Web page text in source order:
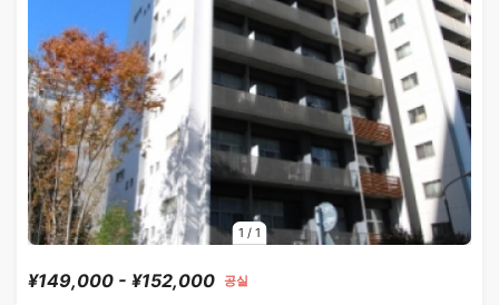
1 / 1
¥149,000 - ¥152,000 공실